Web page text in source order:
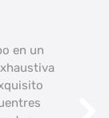
en un